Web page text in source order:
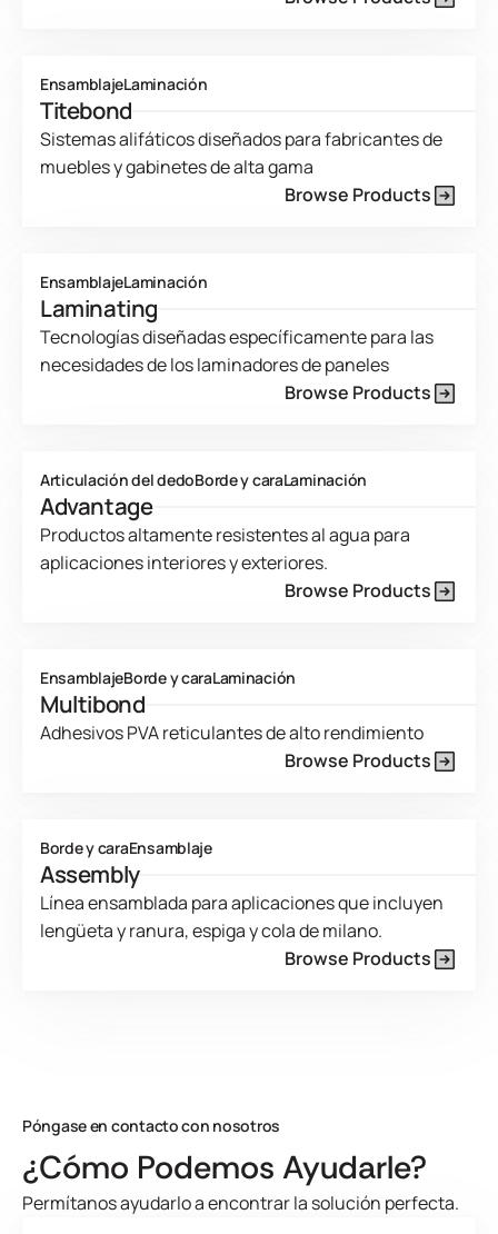
EnsamblajeLaminación
Titebond
Sistemas alifáticos diseñados para fabricantes de
muebles y gabinetes de alta gama
Browse Products
EnsamblajeLaminación
Laminating
Tecnologías diseñadas específicamente para las
necesidades de los laminadores de paneles
Browse Products
Articulación del dedoBorde y caraLaminación
Advantage
Productos altamente resistentes al agua para
aplicaciones interiores y exteriores.
Browse Products
EnsamblajeBorde y caraLaminación
Multibond
Adhesivos PVA reticulantes de alto rendimiento
Browse Products
Borde y caraEnsamblaje
Assembly
Línea ensamblada para aplicaciones que incluyen
lengüeta y ranura, espiga y cola de milano.
Browse Products
Póngase en contacto con nosotros
¿Cómo Podemos Ayudarle?
Permítanos ayudarlo a encontrar la solución perfecta.